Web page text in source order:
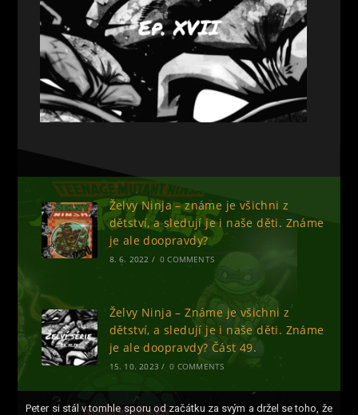
Želvy Ninja – známe je všichni z
dětství, a sledují je i naše děti. Známe
je ale doopravdy?
8. 6. 2022 / 0 COMMENTS
Želvy Ninja – Známe je všichni z
dětství, a sledují je i naše děti. Známe
je ale doopravdy? Část 49.
15. 10. 2023 / 0 COMMENTS
Peter si stál v tomhle sporu od začátku za svým a držel se toho, že